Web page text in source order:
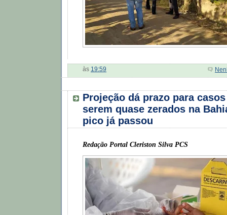
às 19:59
Projeção dá prazo para
serem quase zerados na
pico já passou
Redação Portal Cleriston Silva PCS